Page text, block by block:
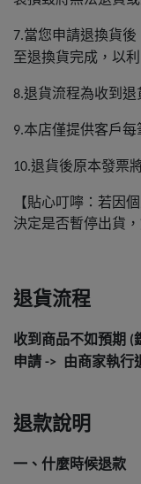
7.當您申請退換貨
至退換貨完成，以
8.退貨流程為收到退
9.本店僅提供客戶每
10.退貨後原本發票
【貼心叮嚀：若因
決定是否暫停出貨，
退貨流程
收到商品不如預期 (
申請 -> 由商家執行
退款說明
一、什麼時候退款